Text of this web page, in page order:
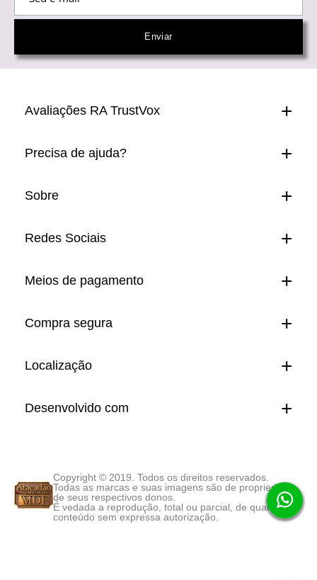
Avaliações RA TrustVox
Precisa de ajuda?
Sobre
Redes Sociais
Meios de pagamento
Compra segura
Localização
Desenvolvido com
Copyright © 2019. Todos os direitos reservados.
Todas as marcas e suas imagens são de propriedade
de seus respectivos donos.
É vedada a reprodução, total ou parcial, de qualquer
conteúdo sem expressa autorização.